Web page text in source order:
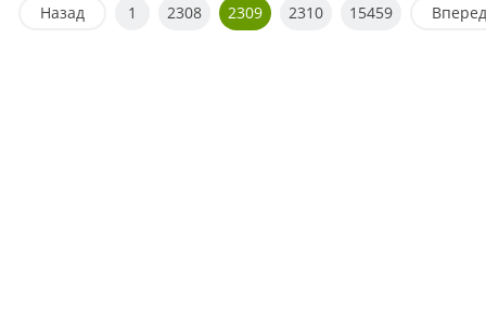
Назад 1 2308 2309 2310 15459 Вперед